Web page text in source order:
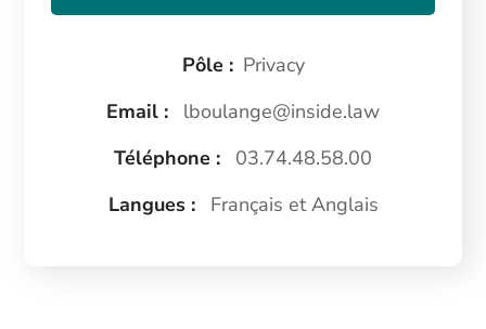
Pôle : Privacy
Email :
lboulange@inside.law
Téléphone :
03.74.48.58.00
Langues :
Français et Anglais